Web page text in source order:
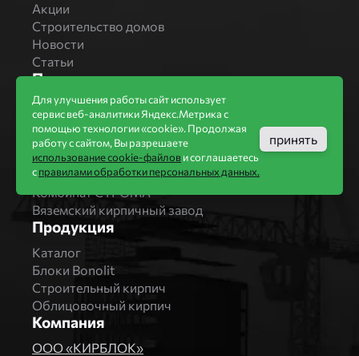
Акции
Строительство домов
Новости
Статьи
Производители
Бренды
Bonolit
Завод Мстера
Вышневолоцкая керамика
Магма Керамик
Комбинат СТРОМА
Вяземский кирпичный завод
Продукция
Каталог
Блоки Bonolit
Строительный кирпич
Облицовочный кирпич
Компания
ООО «КИРБЛОК»
Для улучшения работы сайт использует
сервис веб-аналитики Яндекс.Метрика с
помощью технологии «cookie». Продолжая
работу с сайтом, Вы разрешаете
использование cookie-файлови соглашаетесь
справилами обработки персональных данных.
принять